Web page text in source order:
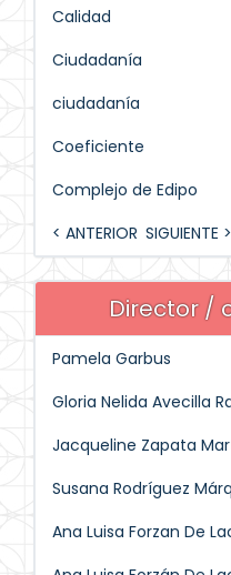
Calidad
Ciudadanía
ciudadanía
Coeficiente
Complejo de Edipo
< ANTERIOR SIGUIENTE >
Director /
Pamela Garbus
Gloria Nelida Avecilla
Jacqueline Zapata
Susana Rodríguez
Ana Luisa Forzan De